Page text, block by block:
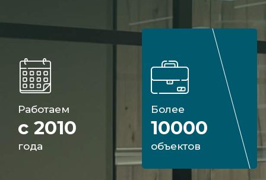
Работаем
с 2010
года
Более
10000
объектов